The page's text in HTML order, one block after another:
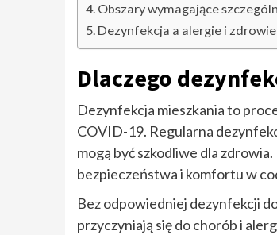
Obszary wymagające
Dezynfekcja a alergie i zdrowie
Dlaczego
Dezynfekcja mieszkania to
COVID-19. Regularna
mogą być szkodliwe dla
bezpieczeństwa i komfortu w
Bez odpowiedniej dezynfekcji
przyczyniają się do chorób i